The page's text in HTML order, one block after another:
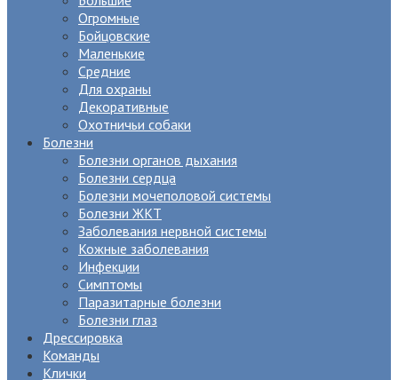
Огромные
Бойцовские
Маленькие
Средние
Для охраны
Декоративные
Охотничьи собаки
Болезни
Болезни органов дыхания
Болезни сердца
Болезни мочеполовой системы
Болезни ЖКТ
Заболевания нервной системы
Кожные заболевания
Инфекции
Симптомы
Паразитарные болезни
Болезни глаз
Дрессировка
Команды
Клички